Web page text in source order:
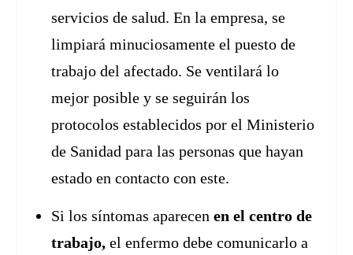
servicios de salud. En la empresa, se
limpiará minuciosamente el puesto de
trabajo del afectado. Se ventilará lo
mejor posible y se seguirán los
protocolos establecidos por el Ministerio
de Sanidad para las personas que hayan
estado en contacto con este.
Si los síntomas aparecenen el centro de
trabajo, el enfermo debe comunicarlo a